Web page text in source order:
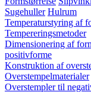
Sugehuller Hulrum
Temperaturstyring af
Tempereringsmetoder
Dimensionering af
positivforme
Konstruktion af
Overstempelmaterialer
Overstempler til